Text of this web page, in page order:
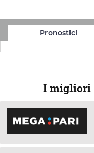
Pronostici
I migliori